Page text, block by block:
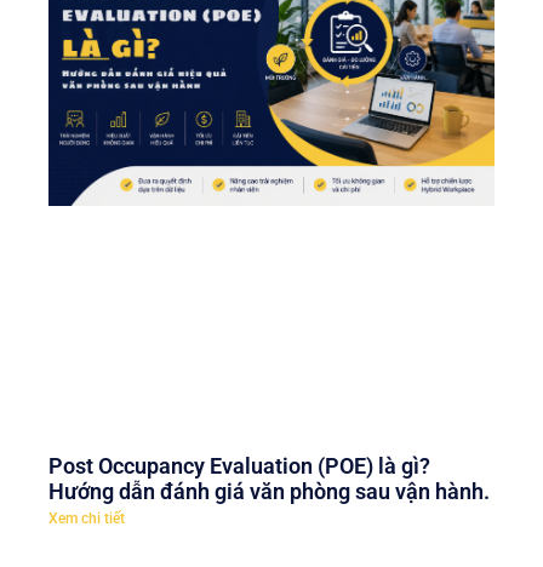
Post Occupancy Evaluation (POE) là gì?
Hướng dẫn đánh giá văn phòng sau vận hành.
Xem chi tiết